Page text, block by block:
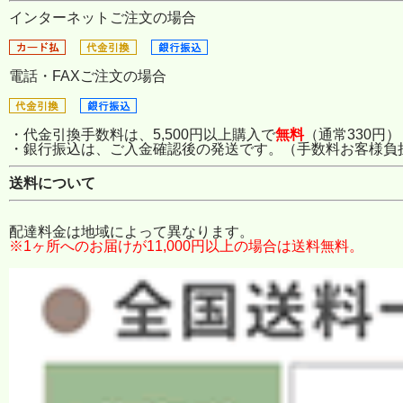
インターネットご注文の場合
電話・FAXご注文の場合
・代金引換手数料は、5,500円以上購入で無料（通常330円）
・銀行振込は、ご入金確認後の発送です。（手数料お客様負
送料について
配達料金は地域によって異なります。
※1ヶ所へのお届けが11,000円以上の場合は送料無料。